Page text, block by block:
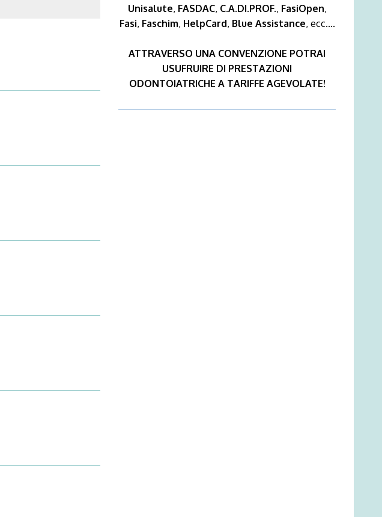
Unisalute, FASDAC, C.A.DI.PROF., FasiOpen,
Fasi, Faschim, HelpCard, Blue Assistance, ecc....
ATTRAVERSO UNA CONVENZIONE POTRAI
USUFRUIRE DI PRESTAZIONI
ODONTOIATRICHE A TARIFFE AGEVOLATE!